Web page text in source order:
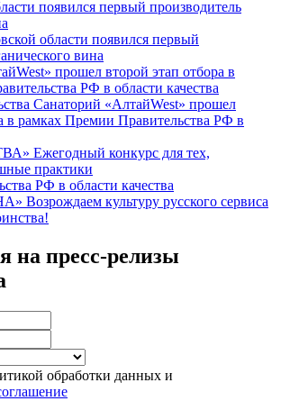
области появился первый
вина
Санаторий «АлтайWest» прошел
в рамках Премии Правительства РФ в
Ежегодный конкурс для тех,
практики
РФ в области качества
Возрождаем культуру русского сервиса
на пресс-релизы
обработки данных и